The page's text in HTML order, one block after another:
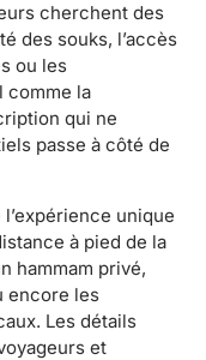
cherchent des
des souks, l’accès
ou les
comme la
qui ne
passe à côté de
unique
à pied de la
hammam privé,
encore les
Les détails
et